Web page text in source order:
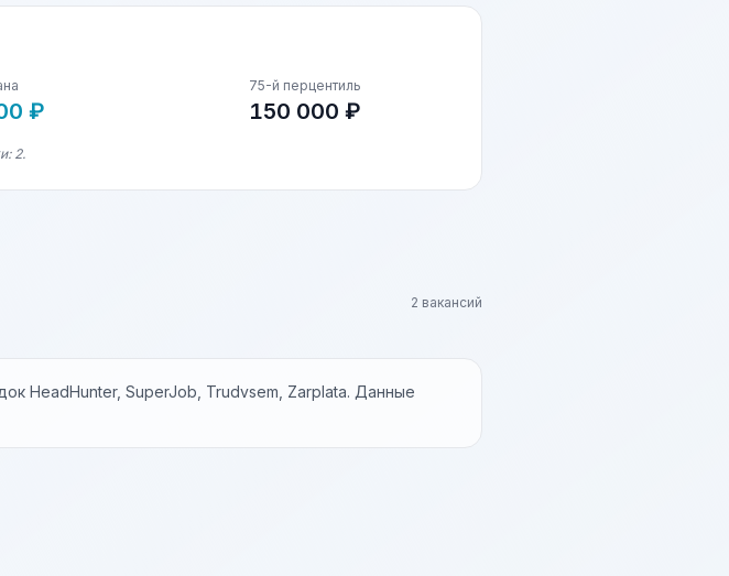
₽
75-й перцентиль
150 000 ₽
2.
2 вакансий
HeadHunter, SuperJob, Trudvsem, Zarplata. Данные